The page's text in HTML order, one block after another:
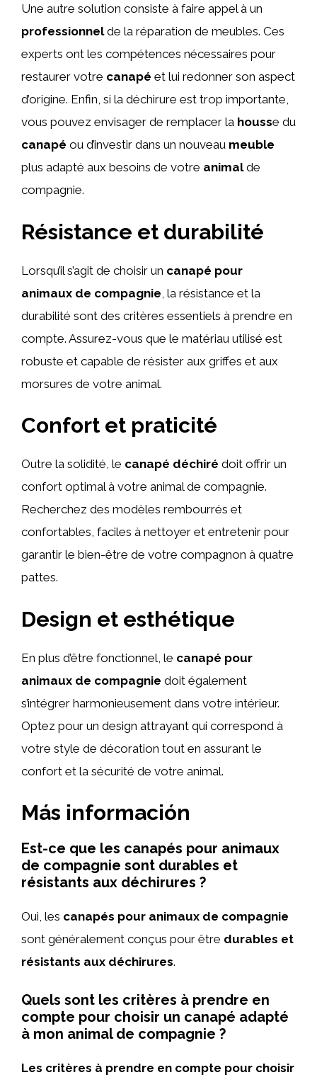
Une autre solution consiste à faire appel à un
professionnelde la réparation de meubles. Ces
experts ont les compétences nécessaires pour
restaurer votre canapé et lui redonner son aspect
d’origine. Enfin, si la déchirure est trop importante,
vous pouvez envisager de remplacer la housse du
canapé ou d’investir dans un nouveau meuble
plus adapté aux besoins de votre animalde
compagnie.
Résistance et durabilité
Lorsqu’il s’agit de choisir un canapé pour
animaux de compagnie , la résistance et la
durabilité sont des critères essentiels à prendre en
compte. Assurez-vous que le matériau utilisé est
robuste et capable de résister aux griffes et aux
morsures de votre animal.
Confort et praticité
Outre la solidité, le canapé déchiré doit offrir un
confort optimal à votre animal de compagnie.
Recherchez des modèles rembourrés et
confortables, faciles à nettoyer et entretenir pour
garantir le bien-être de votre compagnon à quatre
pattes.
Design et esthétique
En plus d’être fonctionnel, le canapé pour
animaux de compagnie doit également
s’intégrer harmonieusement dans votre intérieur.
Optez pour un design attrayant qui correspond à
votre style de décoration tout en assurant le
confort et la sécurité de votre animal.
Más información
Est-ce que les canapés pour animaux
de compagnie sont durables et
résistants aux déchirures ?
Oui, les canapés pour animaux de compagnie
sont généralement conçus pour être durables et
résistants aux déchirures.
Quels sont les critères à prendre en
compte pour choisir un canapé adapté
à mon animal de compagnie ?
Les critères à prendre en compte pour choisir